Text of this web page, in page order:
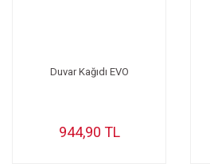
Duvar Kağıdı EVO
944,90 TL